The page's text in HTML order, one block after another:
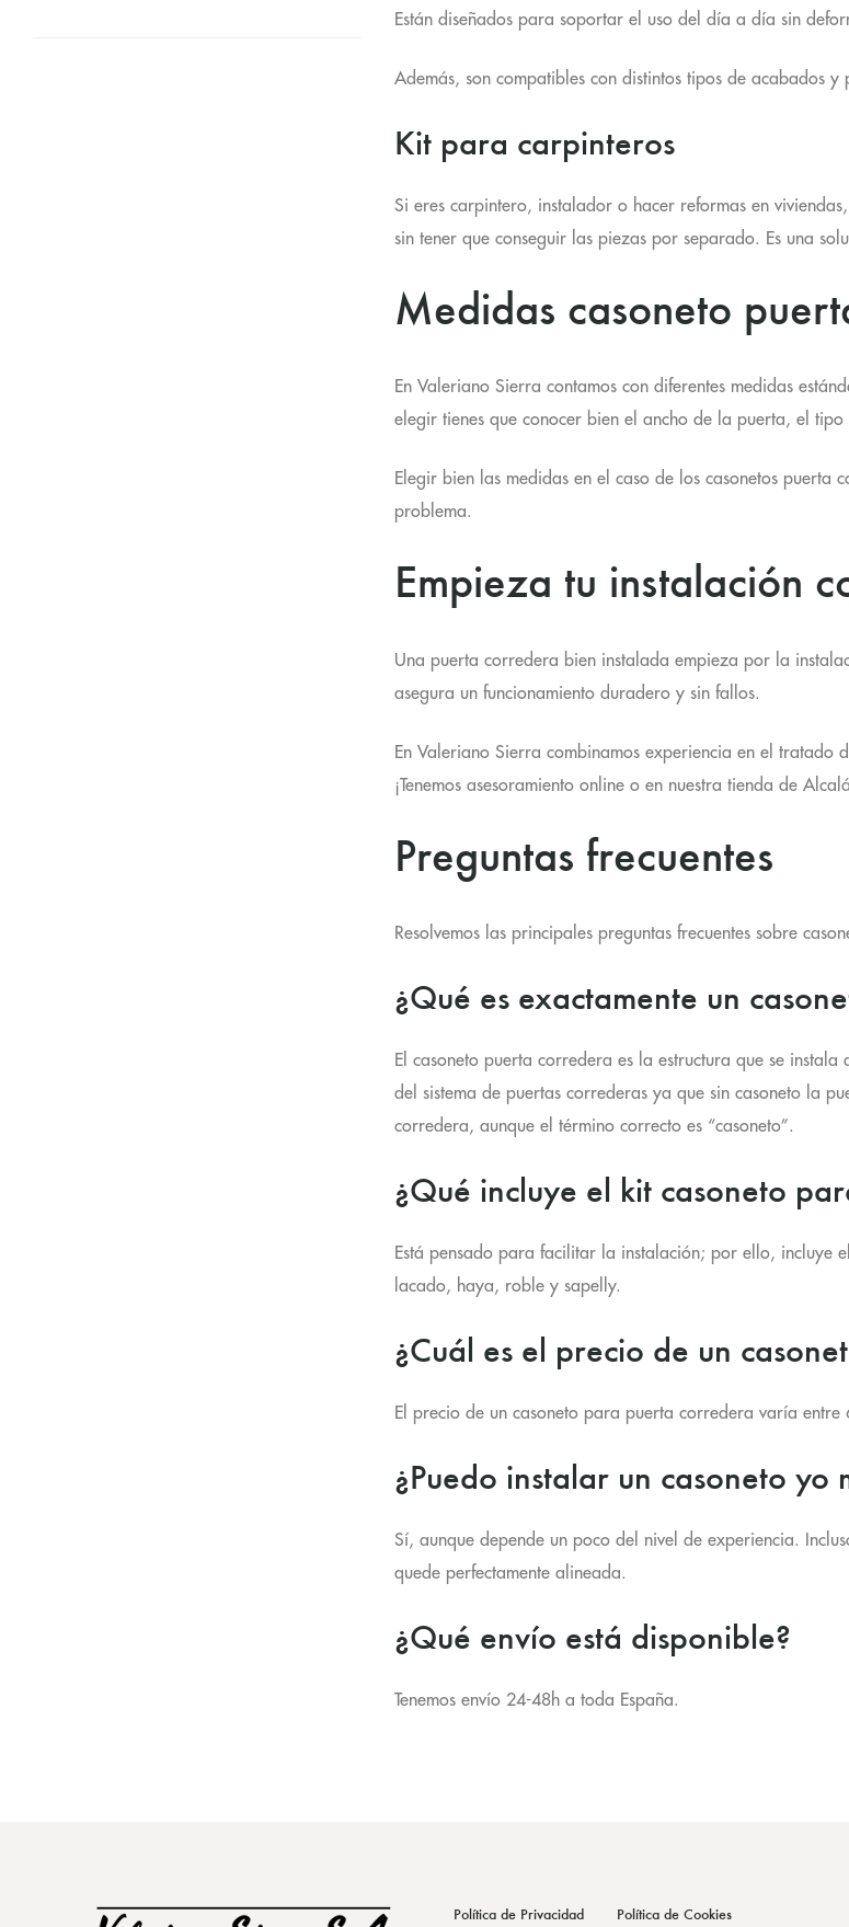
Están diseñados para soportar el uso del día a día sin
Además, son compatibles con distintos tipos de acabados
Kit para carpinteros
Si eres carpintero, instalador o hacer reformas en
sin tener que conseguir las piezas por separado. Es una
Medidas casoneto
En Valeriano Sierra contamos con diferentes medidas
elegir tienes que conocer bien el ancho de la puerta, el
Elegir bien las medidas en el caso de los casonetos
problema.
Empieza tu instalación
Una puerta corredera bien instalada empieza por la
asegura un funcionamiento duradero y sin fallos.
En Valeriano Sierra combinamos experiencia en el
¡Tenemos asesoramiento online o en nuestra tienda de
Preguntas frecuentes
Resolvemos las principales preguntas frecuentes sobre
¿Qué es exactamente un
El casoneto puerta corredera es la estructura que se
del sistema de puertas correderas ya que sin casoneto la
corredera, aunque el término correcto es “casoneto”.
¿Qué incluye el kit casoneto
Está pensado para facilitar la instalación; por ello, incluye
lacado, haya, roble y sapelly.
¿Cuál es el precio de un
El precio de un casoneto para puerta corredera varía
¿Puedo instalar un casoneto yo
Sí, aunque depende un poco del nivel de experiencia.
quede perfectamente alineada.
¿Qué envío está disponible?
Tenemos envío 24-48h a toda España.
Política de Privacidad Política de Cookies